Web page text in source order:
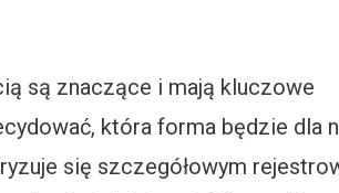
są znaczące i mają kluczowe
która forma będzie dla
się szczegółowym